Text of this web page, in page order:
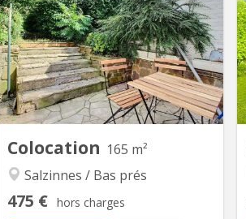
Colocation 165 m²
Salzinnes / Bas prés
475 € hors charges
Colocation rénovée à Salzinnes
(Namur) - IL RESTE 1 grande chambre
disponible. Maison entièrement
rénovée en 2023 (PEB C), située
Avenue de Marlagne 77, à deux pas de
la Clinique Sainte-Elisabeth, du
département paramédical Hénallux et
à quelques minutes du centre-ville. ✨